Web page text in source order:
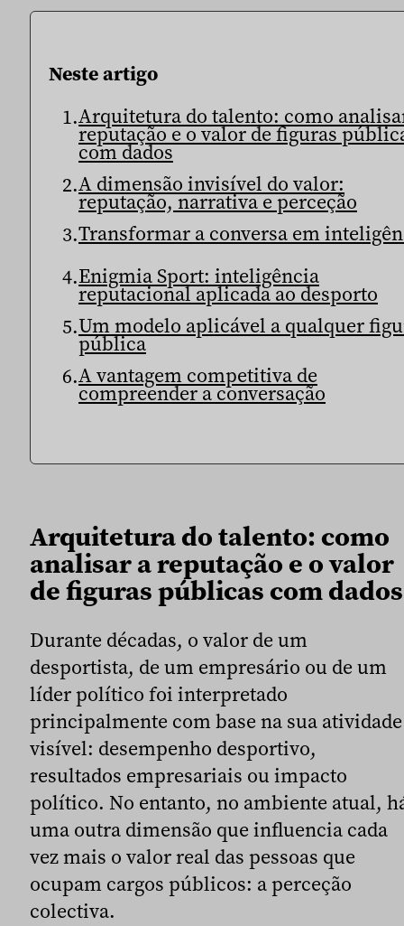
Neste artigo
Arquitetura do talento: como
reputação e o valor de figuras
com dados
A dimensão invisível do valor:
reputação, narrativa e perceção
Transformar a conversa em
Enigmia Sport: inteligência
reputacional aplicada ao desporto
Um modelo aplicável a qualquer
pública
A vantagem competitiva de
compreender a conversação
Arquitetura do talento: como
analisar a reputação e o valor
de figuras públicas com dados
Durante décadas, o valor de um
desportista, de um empresário ou de um
líder político foi interpretado
principalmente com base na sua atividade
visível: desempenho desportivo,
resultados empresariais ou impacto
político. No entanto, no ambiente atual,
uma outra dimensão que influencia cada
vez mais o valor real das pessoas que
ocupam cargos públicos: a perceção
colectiva.